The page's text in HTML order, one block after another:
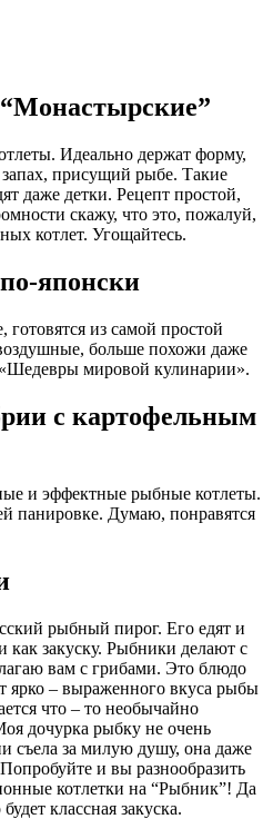
Идеально держат форму,
запах, присущий рыбе. Такие
даже детки. Рецепт простой,
скажу, что это, пожалуй,
котлет. Угощайтесь.
японски
из самой простой
больше похожи даже
мировой кулинарии».
с картофельным
и эффектные рыбные котлеты.
панировке. Думаю, понравятся
рыбный пирог. Его едят и
как закуску. Рыбники делают с
вам с грибами. Это блюдо
ярко – выраженного вкуса рыбы
что – то необычайно
дочурка рыбку не очень
съела за милую душу, она даже
и вы разнообразить
котлетки на “Рыбник”! Да
классная закуска.